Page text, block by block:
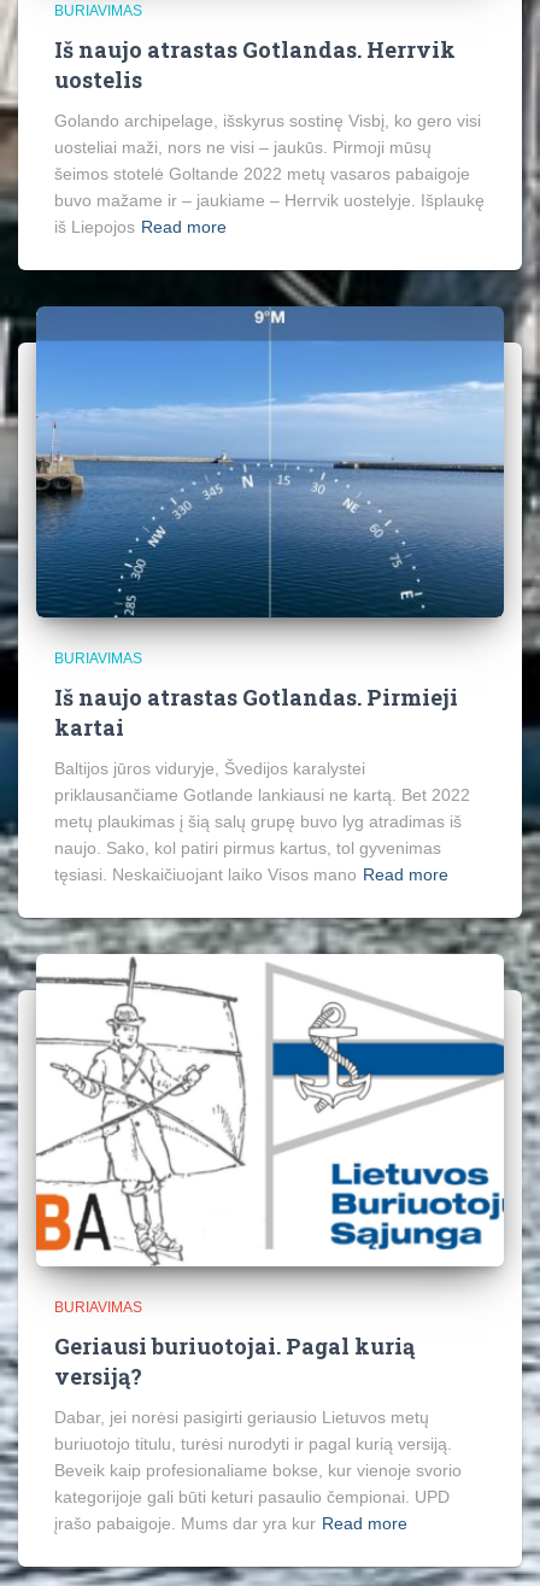
BURIAVIMAS
Iš naujo atrastas Gotlandas. Herrvik
uostelis
Golando archipelage, išskyrus sostinę Visbį, ko gero visi
uosteliai maži, nors ne visi – jaukūs. Pirmoji mūsų
šeimos stotelė Goltande 2022 metų vasaros pabaigoje
buvo mažame ir – jaukiame – Herrvik uostelyje. Išplaukę
iš Liepojos Read more
BURIAVIMAS
Iš naujo atrastas Gotlandas. Pirmieji
kartai
Baltijos jūros viduryje, Švedijos karalystei
priklausančiame Gotlande lankiausi ne kartą. Bet 2022
metų plaukimas į šią salų grupę buvo lyg atradimas iš
naujo. Sako, kol patiri pirmus kartus, tol gyvenimas
tęsiasi. Neskaičiuojant laiko Visos mano Read more
BURIAVIMAS
Geriausi buriuotojai. Pagal kurią
versiją?
Dabar, jei norėsi pasigirti geriausio Lietuvos metų
buriuotojo titulu, turėsi nurodyti ir pagal kurią versiją.
Beveik kaip profesionaliame bokse, kur vienoje svorio
kategorijoje gali būti keturi pasaulio čempionai. UPD
įrašo pabaigoje. Mums dar yra kur Read more